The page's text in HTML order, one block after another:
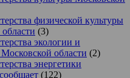
физической культуры
(3)
экологии и
области (2)
энергетики
(122)